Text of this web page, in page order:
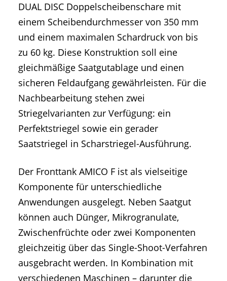
DUAL DISC Doppelscheibenschare mit
einem Scheibendurchmesser von 350 mm
und einem maximalen Schardruck von bis
zu 60 kg. Diese Konstruktion soll eine
gleichmäßige Saatgutablage und einen
sicheren Feldaufgang gewährleisten. Für die
Nachbearbeitung stehen zwei
Striegelvarianten zur Verfügung: ein
Perfektstriegel sowie ein gerader
Saatstriegel in Scharstriegel-Ausführung.
Der Fronttank AMICO F ist als vielseitige
Komponente für unterschiedliche
Anwendungen ausgelegt. Neben Saatgut
können auch Dünger, Mikrogranulate,
Zwischenfrüchte oder zwei Komponenten
gleichzeitig über das Single-Shoot-Verfahren
ausgebracht werden. In Kombination mit
verschiedenen Maschinen – darunter die